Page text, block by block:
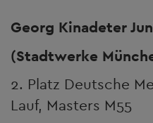
Georg Kinadeter
(Stadtwerke
2. Platz Deutsche
Lauf, Masters M55